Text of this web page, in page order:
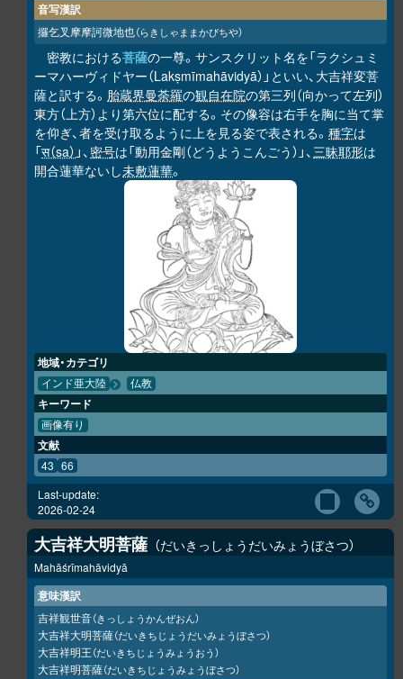
音写漢訳
攞乞叉摩摩訶微地也（らきしゃままかびちや）
密教における菩薩の一尊。サンスクリット名を「ラクシュミ
ーマハーヴィドヤー（Lakṣmīmahāvidyā）」といい、大吉祥変菩
薩と訳する。 胎蔵界曼荼羅の観自在院の第三列（向かって左列）
東方（上方）より第六位に配する。その像容は右手を胸に当て掌
を仰ぎ、者を受け取るように上を見る姿で表される。 種字は
「स（sa） 」、 密号は「動用金剛（どうようこんごう）」、三昧耶形は
開合蓮華ないし未敷蓮華。
地域・カテゴリ
インド亜大陸 仏教
キーワード
画像有り
文献
43 66
Last-update:
2026-02-24
大吉祥大明菩薩 だいきっしょうだいみょうぼさつ
Mahāśrīmahāvidyā
意味漢訳
吉祥観世音（きっしょうかんぜおん）
大吉祥大明菩薩（だいきちじょうだいみょうぼさつ）
大吉祥明王（だいきちじょうみょうおう）
大吉祥明菩薩（だいきちじょうみょうぼさつ）